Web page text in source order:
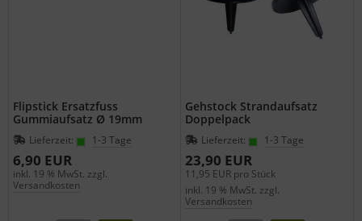
Flipstick Ersatzfuss
Gummiaufsatz Ø 19mm
Lieferzeit: 1-3 Tage
6,90 EUR
inkl. 19 % MwSt. zzgl.
Versandkosten
Gehstock Strandaufsatz
Doppelpack
Lieferzeit: 1-3 Tage
23,90 EUR
11,95 EUR pro Stück
inkl. 19 % MwSt. zzgl.
Versandkosten